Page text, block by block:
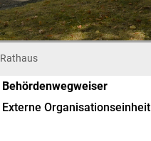
Rathaus
Behördenwegweiser
Externe Organisationseinheit